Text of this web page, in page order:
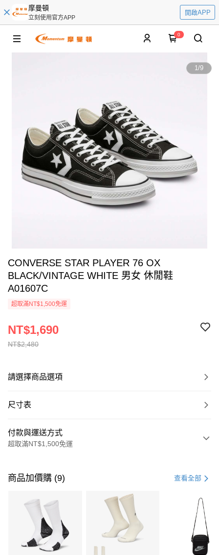
摩曼頓
立刻使用官方APP
開啟APP
0
1/9
CONVERSE STAR PLAYER 76 OX
BLACK/VINTAGE WHITE 男女 休閒鞋
A01607C
超取滿NT$1,500免運
NT$2,480
NT$1,690
請選擇商品選項
尺寸表
付款與運送方式
超取滿NT$1,500免運
信用卡一次付款
3 期 0 利率 每期 21家銀行
合作金庫商業銀行
第一商業銀行
華南商業銀行
彰化商業銀行
上海商業儲蓄銀行
Apple Pay
商品加價購 (9) 查看全部